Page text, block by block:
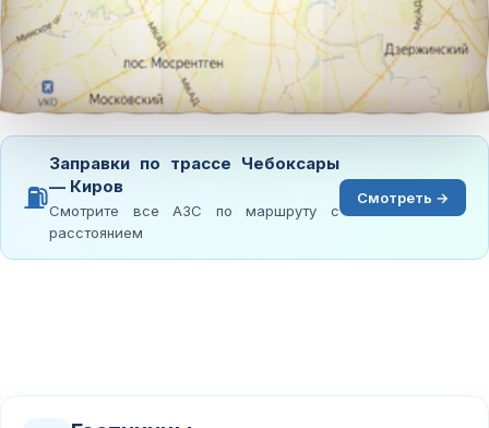
⛽
Заправки по трассе Чебоксары
— Киров
Смотрите все АЗС по маршруту с
расстоянием
Смотреть →